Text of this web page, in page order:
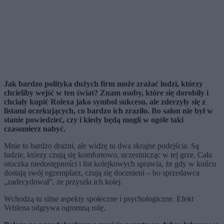
Jak bardzo polityka dużych firm może zrażać ludzi, którzy
chcieliby wejść w ten świat? Znam osoby, które się dorobiły i
chciały kupić Rolexa jako symbol sukcesu, ale zderzyły się z
listami oczekujących, co bardzo ich zraziło. Bo salon nie był w
stanie powiedzieć, czy i kiedy będą mogli w ogóle taki
czasomierz nabyć.
Mnie to bardzo drażni, ale widzę tu dwa skrajne podejścia. Są
ludzie, którzy czują się komfortowo, uczestnicząc w tej grze. Cała
otoczka niedostępności i list kolejkowych sprawia, że gdy w końcu
dostają swój egzemplarz, czują się docenieni – bo sprzedawca
„zadecydował”, że przyszła ich kolej.
Wchodzą tu silne aspekty społeczne i psychologiczne. Efekt
Veblena odgrywa ogromną rolę.